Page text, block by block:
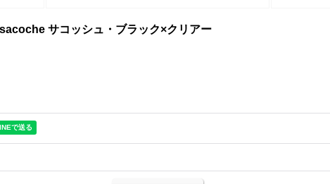
サコッシュ・ブラック×クリアー